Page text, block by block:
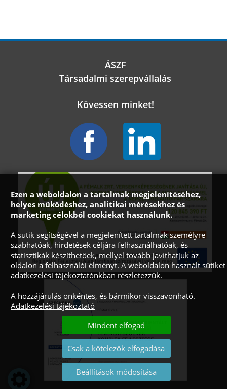
ÁSZF
Társadalmi szerepvállalás
Kövessen minket!
Ezen a weboldalon a tartalmak megjelenítéséhez,
helyes működéshez, analitikai mérésekhez és
marketing célokból cookiekat használunk.
A sütik segítségével a megjelenített tartalmak személyre
szabhatóak, hirdetések céljára felhasználhatóak, és
statisztikák készíthetőek, mellyel tovább javíthatjuk az
oldalon a felhasználói élményt. A weboldalon használt sütiket
adatkezelési tájékoztatónkban részletezzük.
A hozzájárulás önkéntes, és bármikor visszavonható.
Adatkezelési tájékoztató
Mindent elfogad
Csak a kötelezők elfogadása
Beállítások módosítása